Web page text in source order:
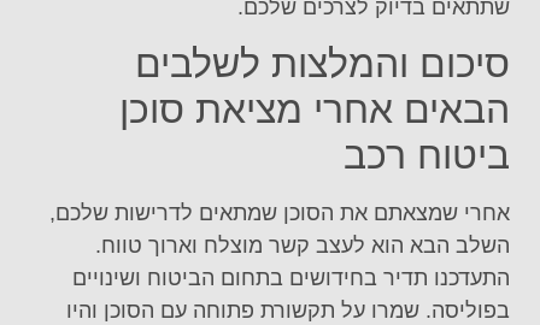
שתתאים בדיוק לצרכים שלכם.
סיכום והמלצות לשלבים
הבאים אחרי מציאת סוכן
ביטוח רכב
אחרי שמצאתם את הסוכן שמתאים לדרישות שלכם,
השלב הבא הוא לעצב קשר מוצלח וארוך טווח.
התעדכנו תדיר בחידושים בתחום הביטוח ושינויים
בפוליסה. שמרו על תקשורת פתוחה עם הסוכן והיו